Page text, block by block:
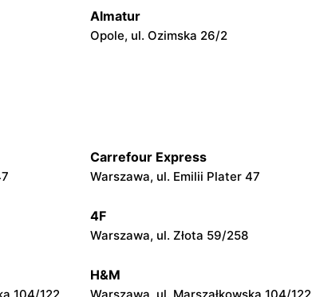
Almatur
Opole, ul. Ozimska 26/2
Carrefour Express
Warszawa, ul. Emilii Plater 47
4F
Warszawa, ul. Złota 59/258
H&M